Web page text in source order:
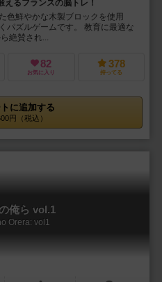
るフランスの脳トレ！
色鮮やかな木製ブロックを使用
パズルゲームです。 教育に最適な
絶賛され...
82
お気に入り
378
持ってる
に追加する
円（税込）
俺ら vol.1
Orera: vol1